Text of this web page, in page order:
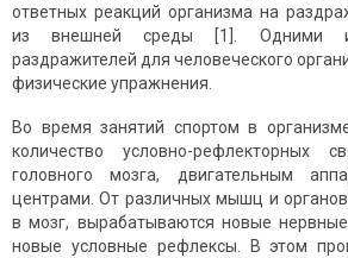
ответных реакций организма на
из внешней среды [1]. Одними
раздражителей для человеческого
физические упражнения.
Во время занятий спортом в
количество условно-рефлекторных
головного мозга, двигательным
центрами. От различных мышц и
в мозг, вырабатываются новые
новые условные рефлексы. В этом